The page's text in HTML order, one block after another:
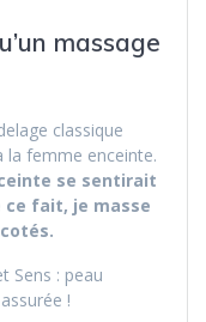
massage
classique
la femme enceinte.
se sentirait
fait, je masse
Sens : peau
!